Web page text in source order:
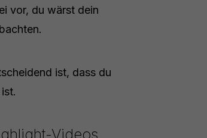
vor, du wärst dein
ist, dass du
Videos